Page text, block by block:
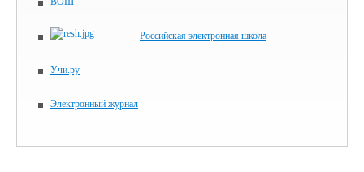
Российская электронная школа
Учи.ру
Электронный журнал